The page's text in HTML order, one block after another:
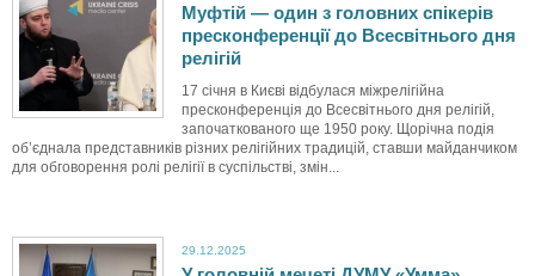
Муфтій — один з головних спікерів
пресконференції до Всесвітнього дня
релігій
17 січня в Києві відбулася міжрелігійна
пресконференція до Всесвітнього дня релігій,
започаткованого ще 1950 року. Щорічна подія
об’єднала представників різних релігійних традицій, ставши майданчиком
для обговорення ролі релігії в суспільстві, змін...
29.12.2025